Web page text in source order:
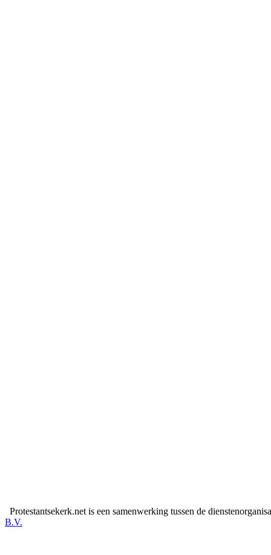
Protestantsekerk.net is een samenwerking tussen de
B.V.